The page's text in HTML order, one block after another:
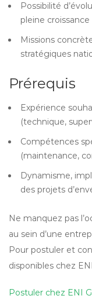
Possibilité
pleine croissance
Missions
stratégiques
Prérequis
Expérience
(technique,
Compétences
(maintenance,
Dynamisme,
des projets
Ne manquez pas
au sein d’une
Pour postuler et
disponibles chez
Postuler chez ENI